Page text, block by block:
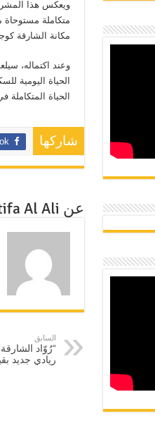
ويعكس هذا
متكاملة مستوحاة
مكانة الشارقة
وعند اكتماله،
الحياة اليومية
الحياة المتكاملة
شاركها
عن Latifa Al Ali
السابق
“رُوّاد
ريادي جديد بقيمة 700